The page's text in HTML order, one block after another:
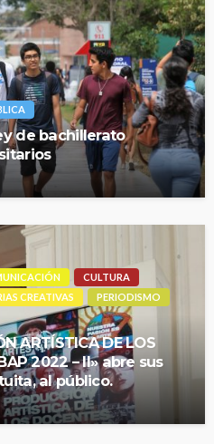
de bachillerato
CULTURA
CREATIVAS
PERIODISMO
ARTÍSTICA DE LOS
2022 – II» abre sus
al público.